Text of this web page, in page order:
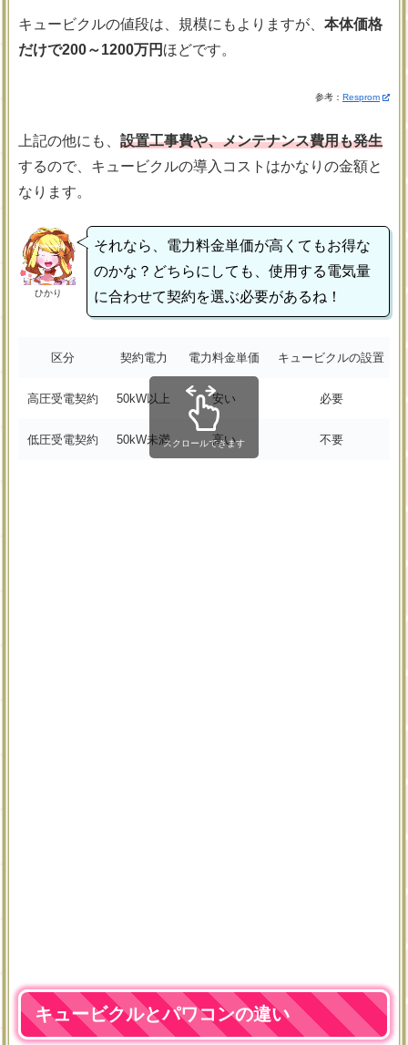
キュービクルの値段は、規模にもよりますが、 本体価格
だけで200～1200万円 ほどです。
参考： Resprom
上記の他にも、 設置工事費や、メンテナンス費用も発生
するので、キュービクルの導入コストはかなりの金額と
なります。
ひかり
それなら、電力料金単価が高くてもお得な
のかな？どちらにしても、使用する電気量
に合わせて契約を選ぶ必要があるね！
区分 契約電力 電力料金単価 キュービクルの設置
高圧受電契約 50kW以上 安い 必要
低圧受電契約 50kW未満 高い 不要
スクロールできます
キュービクルとパワコンの違い